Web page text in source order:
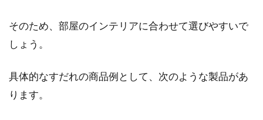
そのため、部屋のインテリアに合わせて選びやすいで
しょう。
具体的なすだれの商品例として、次のような製品があ
ります。